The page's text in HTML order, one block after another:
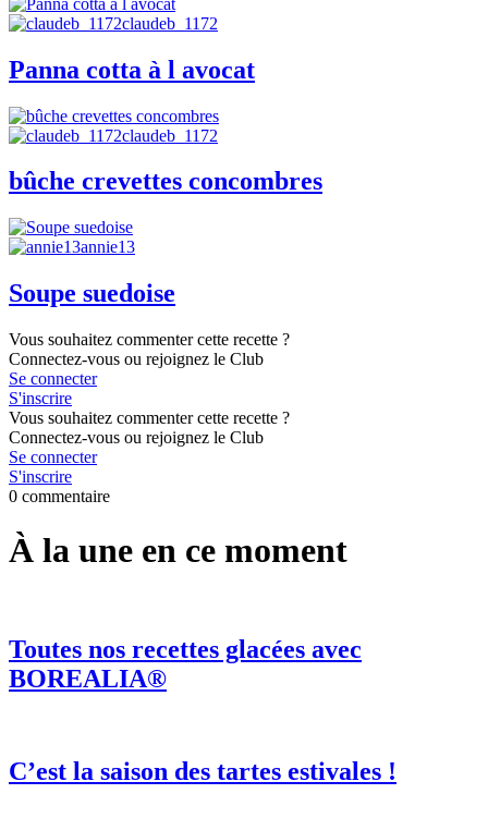
claudeb_1172
Panna cotta à l avocat
claudeb_1172
bûche crevettes concombres
annie13
Soupe suedoise
Vous souhaitez commenter cette recette ?
Connectez-vous ou rejoignez le Club
Se connecter
S'inscrire
Vous souhaitez commenter cette recette ?
Connectez-vous ou rejoignez le Club
Se connecter
S'inscrire
0 commentaire
À la une en ce moment
Toutes nos recettes glacées avec
BOREALIA®
C’est la saison des tartes estivales !